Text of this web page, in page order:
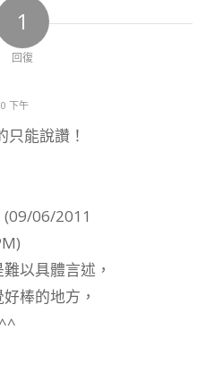
1
回復
下午
只能說讚！
(09/06/2011
以具體言述，
棒的地方，